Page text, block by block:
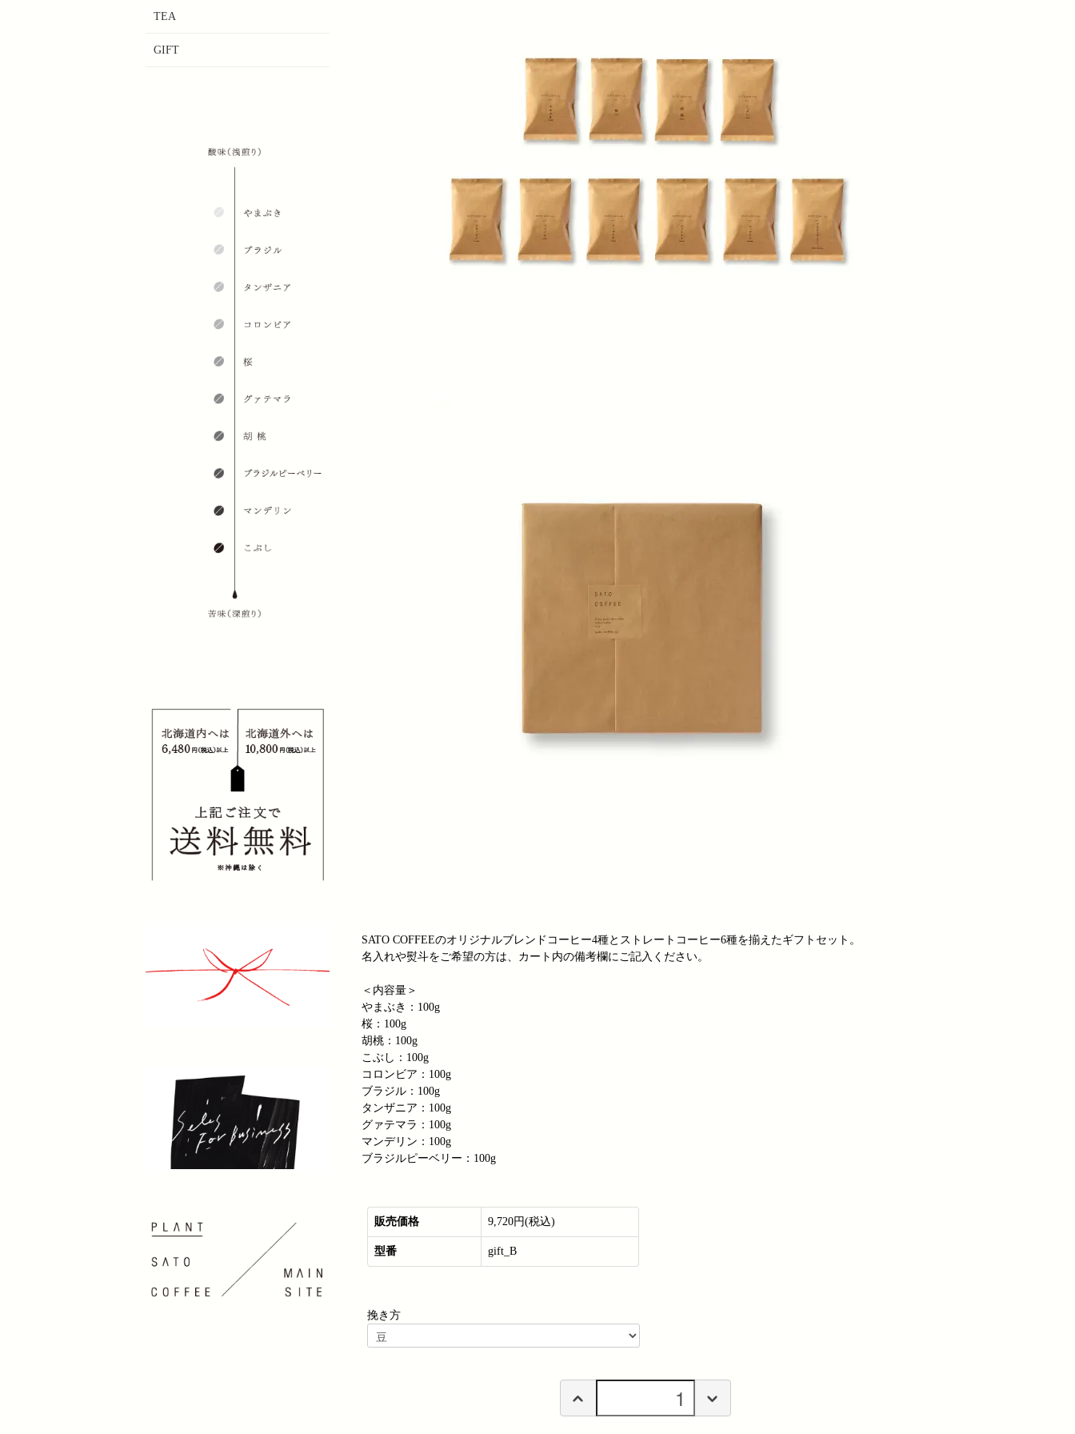
SATO COFFEEのオリジナルブレンドコーヒー4種とストレートコーヒー6種を揃えたギフトセット。
名入れや熨斗をご希望の方は、カート内の備考欄にご記入ください。
＜内容量＞
やまぶき：100g
桜：100g
胡桃：100g
こぶし：100g
コロンビア：100g
ブラジル：100g
タンザニア：100g
グァテマラ：100g
マンデリン：100g
ブラジルピーベリー：100g
販売価格 9,720円(税込)
型番 gift_B
挽き方
TEA
GIFT